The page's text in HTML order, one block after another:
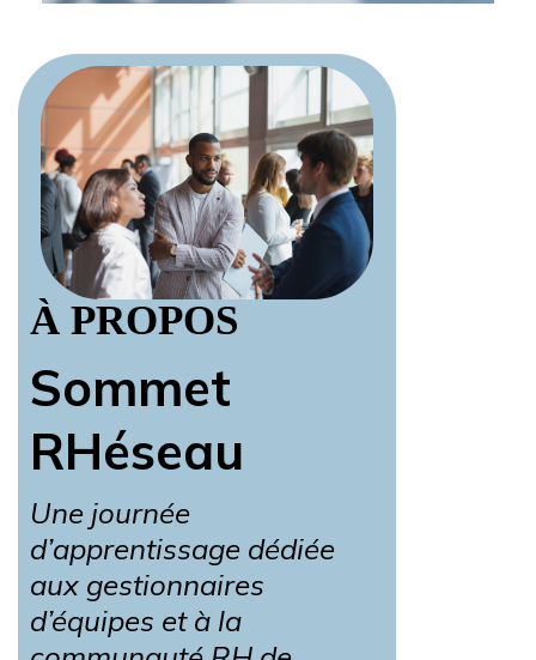
À PROPOS
Sommet
RHéseau
Une journée
d’apprentissage dédiée
aux gestionnaires
d’équipes et à la